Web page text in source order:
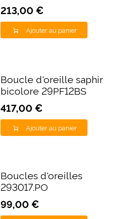
213,00 €
Ajouter au panier
Boucle d'oreille saphir
bicolore 29PF12BS
417,00 €
Ajouter au panier
Boucles d'oreilles
293017.PO
99,00 €